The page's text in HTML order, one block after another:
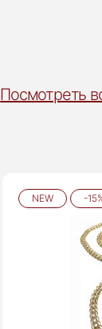
Посмотреть
NEW -